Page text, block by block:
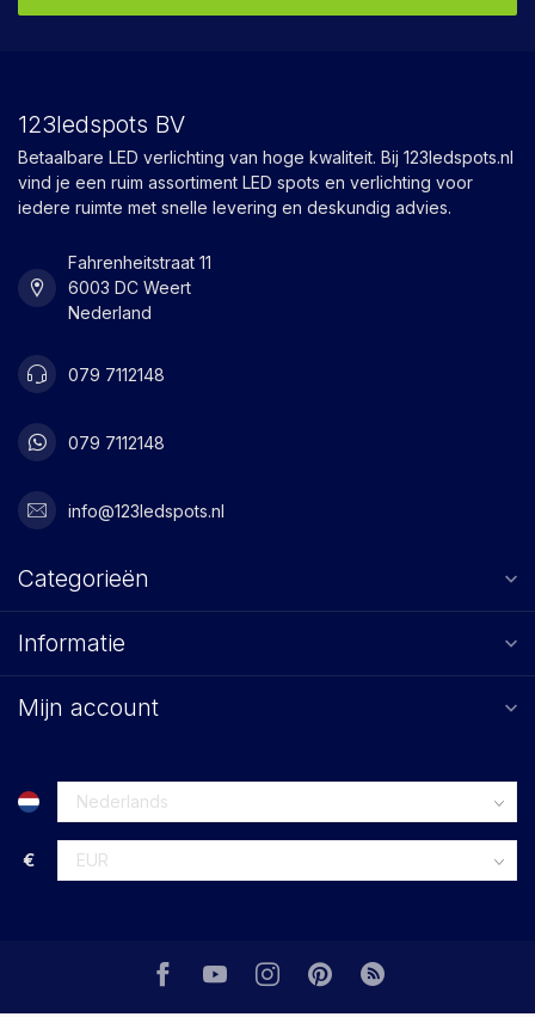
123ledspots BV
Betaalbare LED verlichting van hoge kwaliteit. Bij 123ledspots.nl
vind je een ruim assortiment LED spots en verlichting voor
iedere ruimte met snelle levering en deskundig advies.
Fahrenheitstraat 11
6003 DC Weert
Nederland
079 7112148
079 7112148
info@123ledspots.nl
Categorieën
Informatie
Mijn account
€